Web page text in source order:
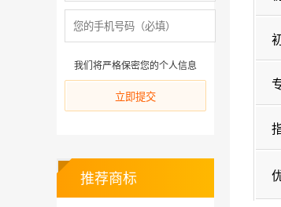
我们将严格保密您的个人信息
推荐商标